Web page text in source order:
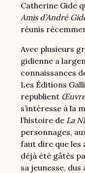
Catherine Gide
Amis d’André
réunis
Avec plusieurs
gidienne a
connaissances
Les Éditions
republient
s’intéresse à la
l’histoire de La
personnages,
faut dire que les
déjà été gâtés
sa jeunesse,